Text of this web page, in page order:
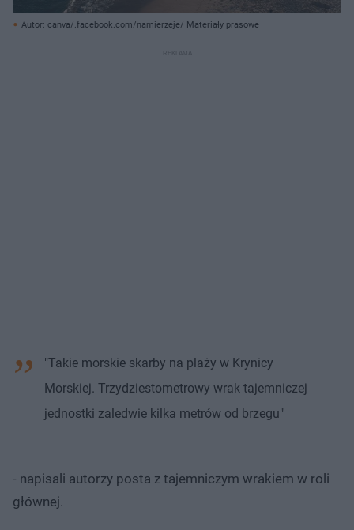
Autor: canva/.facebook.com/namierzeje/ Materiały prasowe
"Takie morskie skarby na plaży w Krynicy
Morskiej. Trzydziestometrowy wrak tajemniczej
jednostki zaledwie kilka metrów od brzegu"
- napisali autorzy posta z tajemniczym wrakiem w roli
głównej.